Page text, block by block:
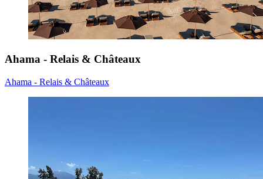
Ahama - Relais & Châteaux
Ahama - Relais & Châteaux